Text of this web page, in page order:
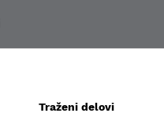
Traženi delovi